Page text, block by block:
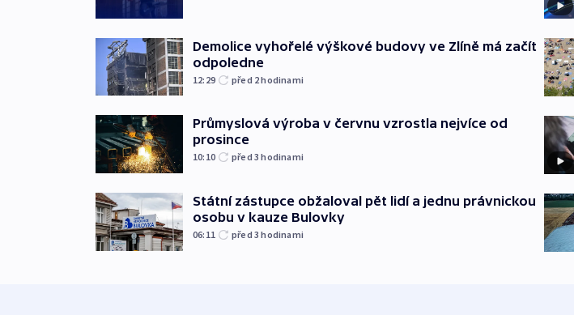
Demolice vyhořelé výškové budovy ve Zlíně má začít
odpoledne
12:29 před 2hodinami
Průmyslová výroba v červnu vzrostla nejvíce od
prosince
10:10 před 3hodinami
Státní zástupce obžaloval pět lidí a jednu právnickou
osobu v kauze Bulovky
06:11 před 3hodinami